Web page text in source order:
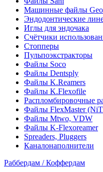
Машинные файлы
Эндодонтические
Иглы для эндочака
Счётчики
Стопперы
Пульпоэкстракторы
Файлы Soco
Файлы Dentsply
Файлы K.Reamers
Файлы K.Flexofile
Распломбировочные
Файлы FlexMaster
Файлы Mtwo, VDW
Файлы K-Flexoreamer
Spreaders, Pluggers
Каналонаполнители
Раббердам / Коффердам